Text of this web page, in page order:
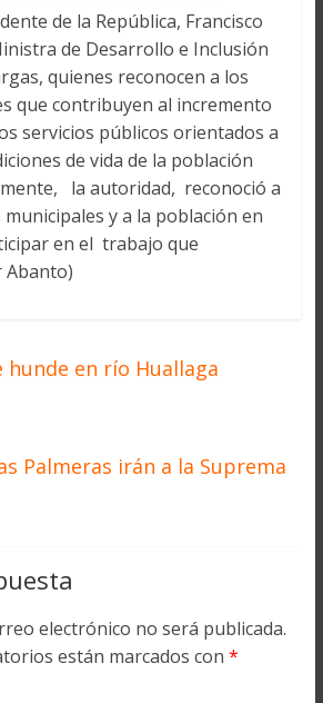
de la República, Francisco
de Desarrollo e Inclusión
quienes reconocen a los
que contribuyen al incremento
servicios públicos orientados a
de vida de la población
la autoridad, reconoció a
y a la población en
en el trabajo que
Abanto)
hunde en río Huallaga
Palmeras irán a la Suprema
electrónico no será publicada.
están marcados con *